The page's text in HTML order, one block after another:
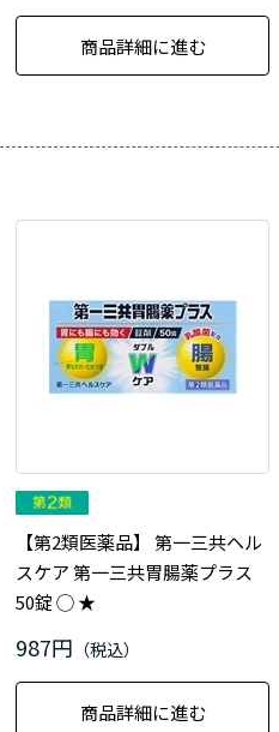
商品詳細に進む
【第2類医薬品】 第一三共ヘル
スケア 第一三共胃腸薬プラス
50錠 ◯ ★
987円
商品詳細に進む